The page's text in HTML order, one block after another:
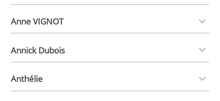
Anne VIGNOT
Annick Dubois
Anthélie